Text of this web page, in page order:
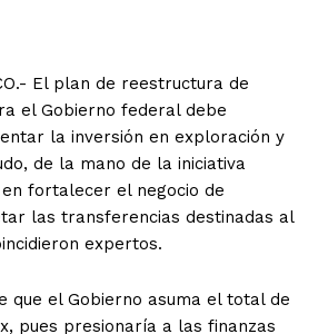
El plan de reestructura de
el Gobierno federal debe
la inversión en exploración y
de la mano de la iniciativa
fortalecer el negocio de
las transferencias destinadas al
expertos.
que el Gobierno asuma el total de
pues presionaría a las finanzas